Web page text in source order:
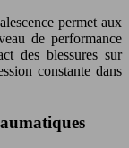
permet aux
de performance
des blessures sur
constante dans